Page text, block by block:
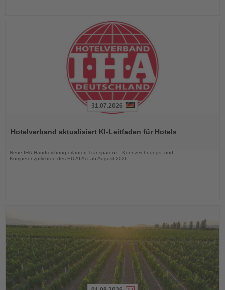
die
31.07.2026
Hotelverband aktualisiert KI-Leitfaden für Hotels
Neue IHA-Handreichung erläutert Transparenz-, Kennzeichnungs- und
Kompetenzpflichten des EU AI Act ab August 2026